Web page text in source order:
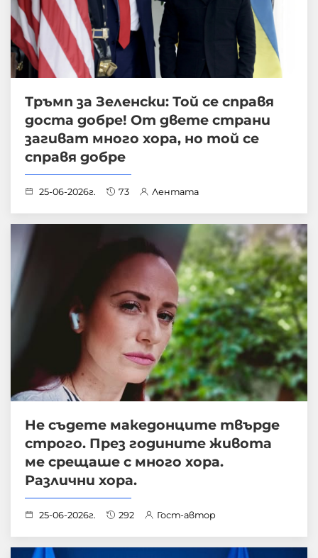
Тръмп за Зеленски: Той се справя
доста добре! От двете страни
загиват много хора, но той се
справя добре
25-06-2026г. 73 Лентата
Не съдете македонците твърде
строго. През годините живота
ме срещаше с много хора.
Различни хора.
25-06-2026г. 292 Гост-автор